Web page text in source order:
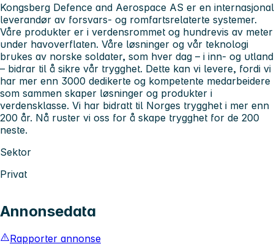
Kongsberg Defence and Aerospace AS er en internasjonal
leverandør av forsvars- og romfartsrelaterte systemer.
Våre produkter er i verdensrommet og hundrevis av meter
under havoverflaten. Våre løsninger og vår teknologi
brukes av norske soldater, som hver dag – i inn- og utland
– bidrar til å sikre vår trygghet. Dette kan vi levere, fordi vi
har mer enn 3000 dedikerte og kompetente medarbeidere
som sammen skaper løsninger og produkter i
verdensklasse. Vi har bidratt til Norges trygghet i mer enn
200 år. Nå ruster vi oss for å skape trygghet for de 200
neste.
Sektor
Privat
Annonsedata
Rapporter annonse